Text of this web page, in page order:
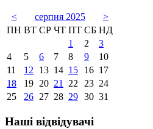
< серпня 2025
>
ПН ВТ СР ЧТ ПТ СБ НД
1
2
3
4
5 6 7 8 9
10
11
12 13 14 15 16 17
18
19 20 21 22 23 24
25
26 27 28 29 30 31
Наші відвідувачі